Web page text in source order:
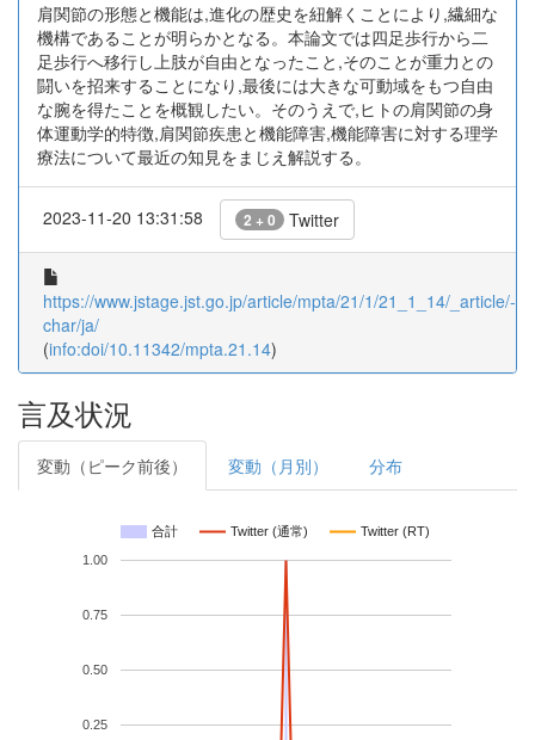
肩関節の形態と機能は,進化の歴史を紐解くことにより,繊細な
機構であることが明らかとなる。本論文では四足歩行から二
足歩行へ移行し上肢が自由となったこと,そのことが重力との
闘いを招来することになり,最後には大きな可動域をもつ自由
な腕を得たことを概観したい。そのうえで,ヒトの肩関節の身
体運動学的特徴,肩関節疾患と機能障害,機能障害に対する理学
療法について最近の知見をまじえ解説する。
2023-11-20 13:31:58 2 + 0 Twitter
https://www.jstage.jst.go.jp/article/mpta/21/1/21_1_14/_article/-
char/ja/
(info:doi/10.11342/mpta.21.14)
言及状況
変動（ピーク前後） 変動（月別） 分布
合計 Twitter (通常) Twitter (RT)
0.25
0.50
0.75
1.00